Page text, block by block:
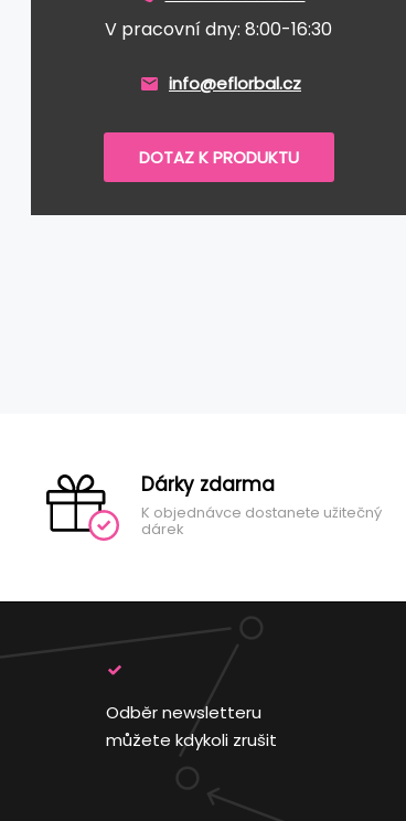
V pracovní dny: 8:00-16:30
info@eflorbal.cz
DOTAZ K PRODUKTU
Dárky zdarma
K objednávce dostanete užitečný
dárek
Odběr newsletteru
můžete kdykoli zrušit